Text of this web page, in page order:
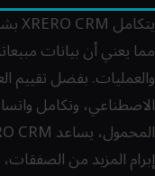
مما يعني أن بيانات
والعمليات. بفضل تقييم
الاصطناعي، وتكامل
إبرام المزيد من